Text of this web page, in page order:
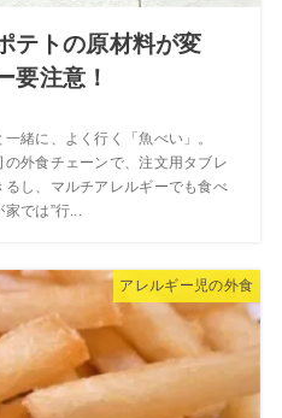
テトの原材料が変
要注意！
緒に、よく行く「魚べい」。
の外食チェーンで、注文用タブレ
し、マルチアレルギーでも食べ
では”行...
アレルギー児の外食